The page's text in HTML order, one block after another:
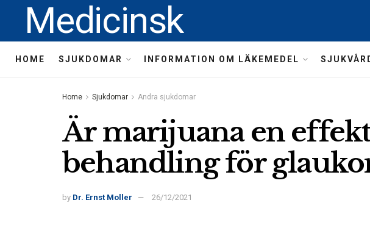
Medicinsk
HOME SJUKDOMAR INFORMATION OM LÄKEMEDEL
Home Sjukdomar Andra sjukdomar
Är marijuana en
behandling för
by Dr. Ernst Moller 26/12/2021